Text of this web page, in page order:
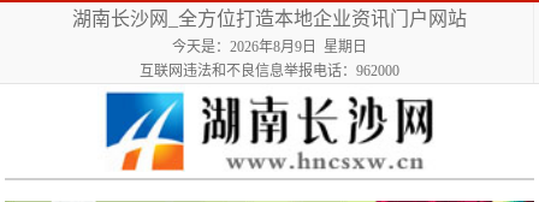
湖南长沙网_全方位打造本地企业资讯门户网站
今天是：2026年8月9日 星期日
互联网违法和不良信息举报电话：962000